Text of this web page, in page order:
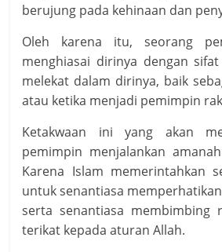
berujung pada kehinaan dan
Oleh karena itu, seorang
menghiasai dirinya dengan
melekat dalam dirinya, baik
atau ketika menjadi pemimpin
Ketakwaan ini yang akan
pemimpin menjalankan
Karena Islam memerintahkan
untuk senantiasa
serta senantiasa membimbing
terikat kepada aturan Allah.